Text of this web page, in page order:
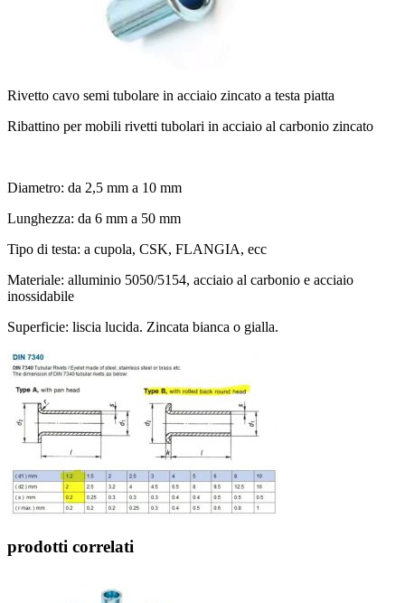
Rivetto cavo semi tubolare in acciaio zincato a testa piatta
Ribattino per mobili rivetti tubolari in acciaio al carbonio zincato
Diametro: da 2,5 mm a 10 mm
Lunghezza: da 6 mm a 50 mm
Tipo di testa: a cupola, CSK, FLANGIA, ecc
Materiale: alluminio 5050/5154, acciaio al carbonio e acciaio
inossidabile
Superficie: liscia lucida. Zincata bianca o gialla.
prodotti correlati